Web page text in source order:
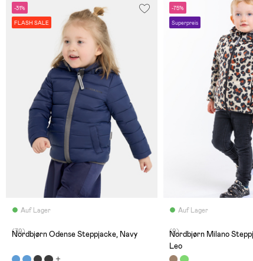
-31%
FLASH SALE
Auf Lager
(39)
Nordbjørn Odense Steppjacke, Navy
-75%
Superpreis
Auf Lager
(9)
Nordbjørn Milano
Leo